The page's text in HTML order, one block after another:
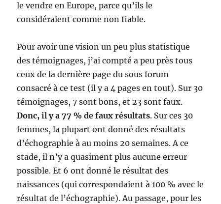
le vendre en Europe, parce qu’ils le
considéraient comme non fiable.
Pour avoir une vision un peu plus statistique
des témoignages, j’ai compté a peu près tous
ceux de la dernière page du sous forum
consacré à ce test (il y a 4 pages en tout). Sur 30
témoignages, 7 sont bons, et 23 sont faux.
Donc, il y a 77 % de faux résultats. Sur ces 30
femmes, la plupart ont donné des résultats
d’échographie à au moins 20 semaines. A ce
stade, il n’y a quasiment plus aucune erreur
possible. Et 6 ont donné le résultat des
naissances (qui correspondaient à 100 % avec le
résultat de l’échographie). Au passage, pour les